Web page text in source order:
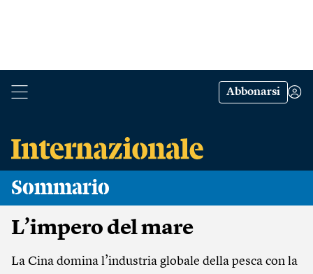
Abbonarsi
Sommario
L’impero del mare
La Cina domina l’industria globale della pesca con la